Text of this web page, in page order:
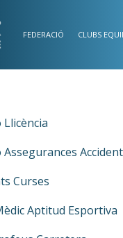
FEDERACIÓ CLUBS
Curses
Aptitud Esportiva